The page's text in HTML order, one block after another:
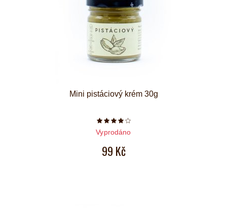
Mini pistáciový krém 30g
Počet hvězdiček je 4 z 5
Vyprodáno
99 Kč